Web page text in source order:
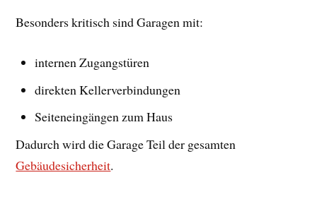
Besonders kritisch sind Garagen mit:
internen Zugangstüren
direkten Kellerverbindungen
Seiteneingängen zum Haus
Dadurch wird die Garage Teil der gesamten
Gebäudesicherheit.